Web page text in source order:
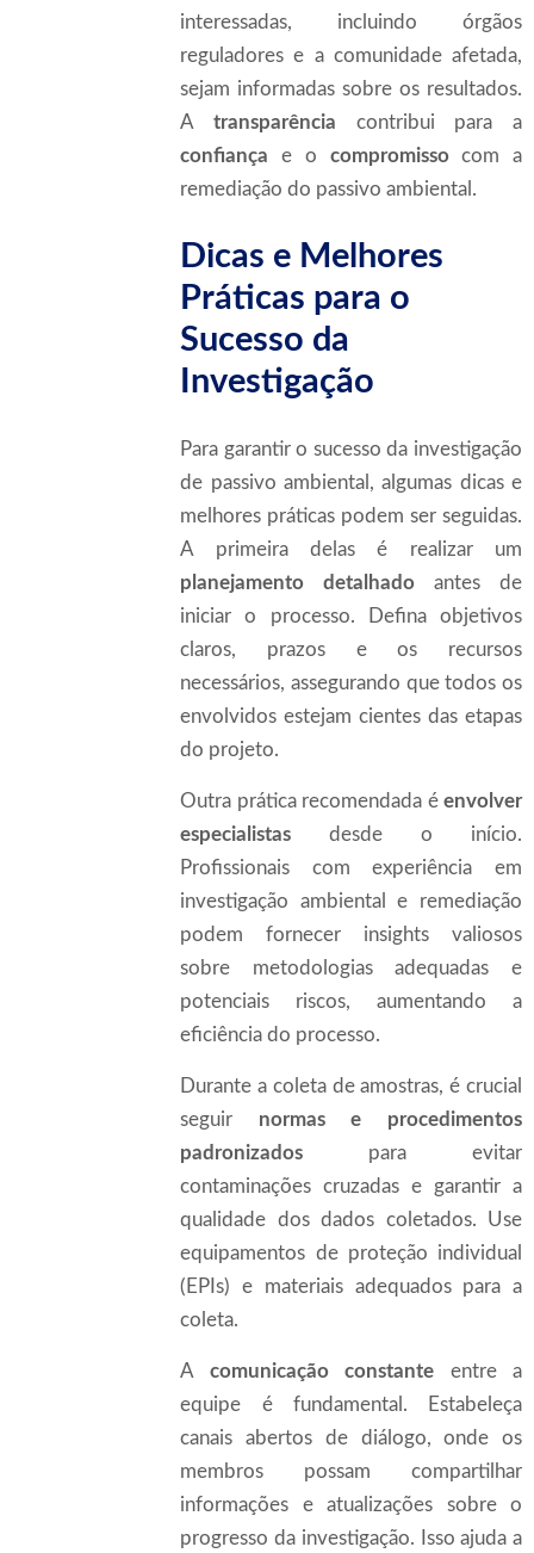
interessadas, incluindo órgãos
reguladores e a comunidade afetada,
sejam informadas sobre os resultados.
A transparência contribui para a
confiança e o compromissocom a
remediação do passivo ambiental.
Dicas e Melhores
Práticas para o
Sucesso da
Investigação
Para garantir o sucesso da investigação
de passivo ambiental, algumas dicas e
melhores práticas podem ser seguidas.
A primeira delas é realizar um
planejamento detalhado antes de
iniciar o processo. Defina objetivos
claros, prazos e os recursos
necessários, assegurando que todos os
envolvidos estejam cientes das etapas
do projeto.
Outra prática recomendada é envolver
especialistas desde o início.
Profissionais com experiência em
investigação ambiental e remediação
podem fornecer insights valiosos
sobre metodologias adequadas e
potenciais riscos, aumentando a
eficiência do processo.
Durante a coleta de amostras, é crucial
seguir normas e procedimentos
padronizados para evitar
contaminações cruzadas e garantir a
qualidade dos dados coletados. Use
equipamentos de proteção individual
(EPIs) e materiais adequados para a
coleta.
A comunicação constante entre a
equipe é fundamental. Estabeleça
canais abertos de diálogo, onde os
membros possam compartilhar
informações e atualizações sobre o
progresso da investigação. Isso ajuda a